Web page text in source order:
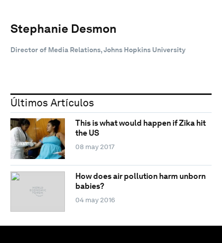
Stephanie Desmon
Director of Media Relations, Johns Hopkins University
Últimos Artículos
This is what would happen if Zika hit
the US
08 may 2017
How does air pollution harm unborn
babies?
04 may 2016